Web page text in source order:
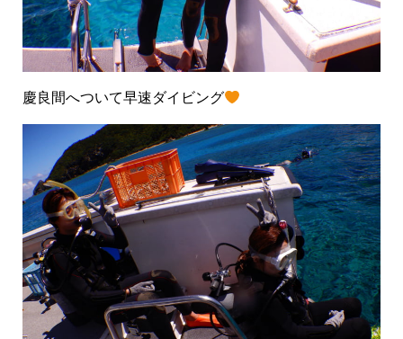
慶良間へついて早速ダイビング